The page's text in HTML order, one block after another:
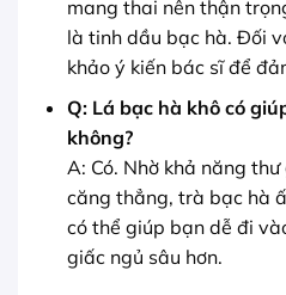
mang thai nên thận
là tinh dầu bạc hà. Đối
khảo ý kiến bác sĩ để
Q: Lá bạc hà khô có
không?
A: Có. Nhờ khả năng
căng thẳng, trà bạc hà
có thể giúp bạn dễ đi
giấc ngủ sâu hơn.